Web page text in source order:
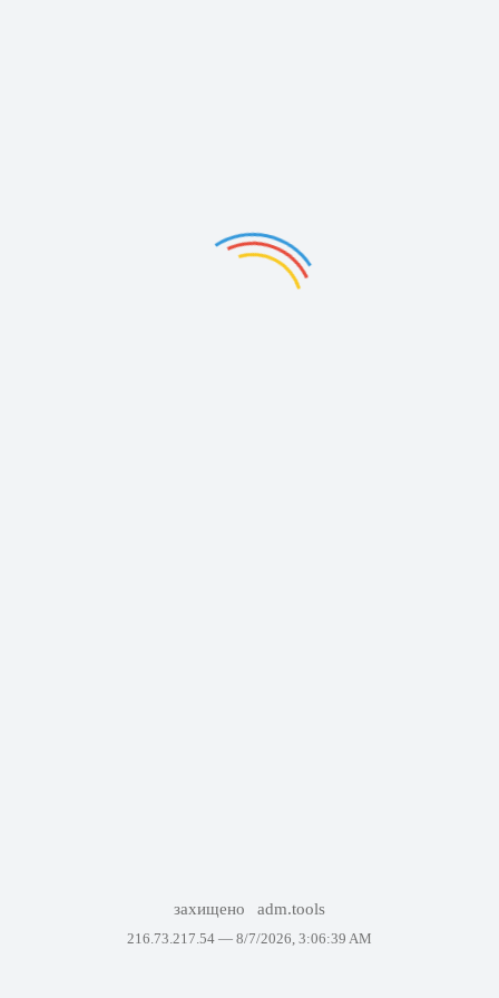
захищено adm.tools
216.73.217.54 — 8/7/2026, 3:06:39 AM